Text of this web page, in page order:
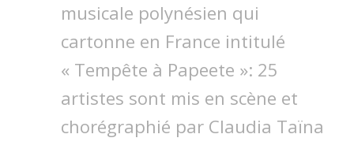
musicale polynésien qui
cartonne en France intitulé
« Tempête à Papeete »: 25
artistes sont mis en scène et
chorégraphié par Claudia Taïna